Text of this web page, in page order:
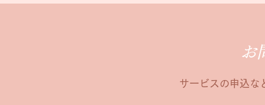
お
サービスの申込な